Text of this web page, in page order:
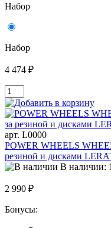
Набор
Набор
4 474 ₽
арт. L0000
POWER WHEELS
резиной и дисками
В наличии:
2 990 ₽
Бонусы: